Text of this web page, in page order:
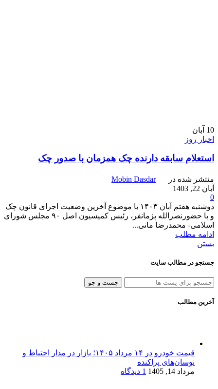
10 آبان
اخبار روز
استعلام سابقه دارنده چک همزمان با صدور چک
منتشر شده در
Mobin Dasdar
آبان 22, 1403
0
دوشنبه هفتم آبان ۱۴۰۳ با موضوع آخرین وضعیت اجرای قانون چک
و با حضورنصرالله پژمانفر، رئیس کمیسیون اصل ۹۰ مجلس شورای
اسلامی- محمدرضا مانی...
ادامه مطلب
بستن
جستجو در مطالب سایت
جست و جو
آخرین مطالب
قیمت خودرو در ۱۴ مرداد ۱۴۰۵؛ بازار در مدار احتیاط و
نوسان‌های پراکنده
مرداد 14, 1405
1 دیدگاه